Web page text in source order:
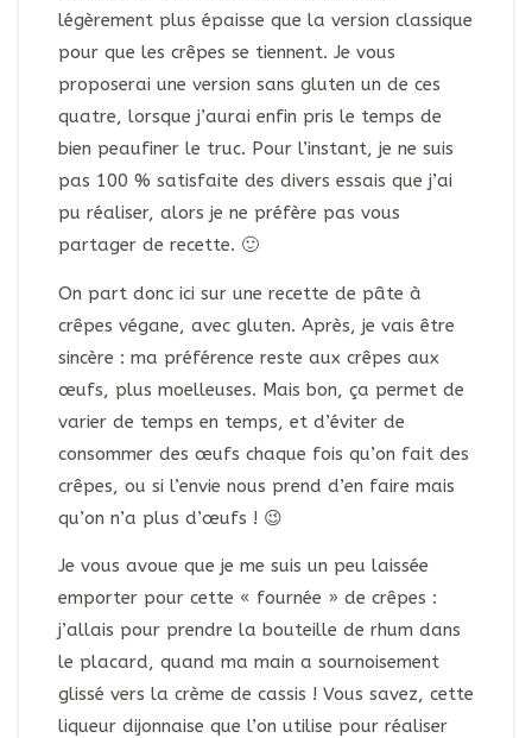
légèrement plus épaisse que la version classique
pour que les crêpes se tiennent. Je vous
proposerai une version sans gluten un de ces
quatre, lorsque j’aurai enfin pris le temps de
bien peaufiner le truc. Pour l’instant, je ne suis
pas 100 % satisfaite des divers essais que j’ai
pu réaliser, alors je ne préfère pas vous
partager de recette. 🙂
On part donc ici sur une recette de pâte à
crêpes végane, avec gluten. Après, je vais être
sincère : ma préférence reste aux crêpes aux
œufs, plus moelleuses. Mais bon, ça permet de
varier de temps en temps, et d’éviter de
consommer des œufs chaque fois qu’on fait des
crêpes, ou si l’envie nous prend d’en faire mais
qu’on n’a plus d’œufs ! 😉
Je vous avoue que je me suis un peu laissée
emporter pour cette « fournée » de crêpes :
j’allais pour prendre la bouteille de rhum dans
le placard, quand ma main a sournoisement
glissé vers la crème de cassis ! Vous savez, cette
liqueur dijonnaise que l’on utilise pour réaliser